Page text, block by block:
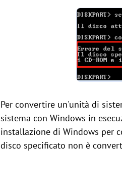
Per convertire un'unità di
sistema con Windows in
installazione di Windows per
disco specificato non è